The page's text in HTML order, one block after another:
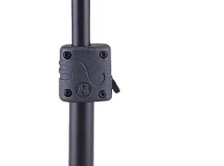
guitarra
micrófono
bateria